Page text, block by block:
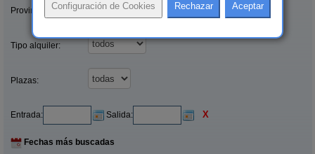
Provincias/Islas:
Tipo alquiler:
Plazas:
Entrada: Salida: X
Fechas más buscadas